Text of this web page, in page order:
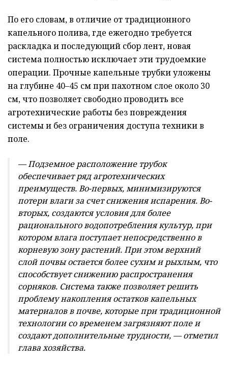
По его словам, в отличие от традиционного
капельного полива, где ежегодно требуется
раскладка и последующий сбор лент, новая
система полностью исключает эти трудоемкие
операции. Прочные капельные трубки уложены
на глубине 40–45 см при пахотном слое около 30
см, что позволяет свободно проводить все
агротехнические работы без повреждения
системы и без ограничения доступа техники в
поле.
— Подземное расположение трубок
обеспечивает ряд агротехнических
преимуществ. Во-первых, минимизируются
потери влаги за счет снижения испарения. Во-
вторых, создаются условия для более
рационального водопотребления культур, при
котором влага поступает непосредственно в
корневую зону растений. При этом верхний
слой почвы остается более сухим и рыхлым, что
способствует снижению распространения
сорняков. Система также позволяет решить
проблему накопления остатков капельных
материалов в почве, которые при традиционной
технологии со временем загрязняют поле и
создают дополнительные трудности, — отметил
глава хозяйства.